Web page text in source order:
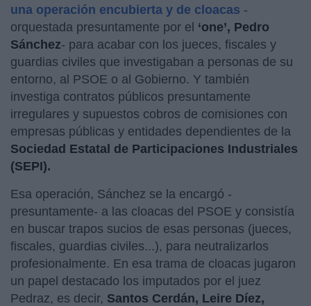
una operación encubierta y de cloacas -
orquestada presuntamente por el ‘one’, Pedro
Sánchez- para acabar con los jueces, fiscales y
guardias civiles que investigaban a personas de su
entorno, al PSOE o al Gobierno. Y también
investiga contratos públicos presuntamente
irregulares y supuestos cobros de comisiones con
empresas públicas y entidades dependientes de la
Sociedad Estatal de Participaciones Industriales
(SEPI).
Esa operación, Sánchez se la encargó -
presuntamente- a las cloacas del PSOE y consistía
en buscar trapos sucios de esas personas (jueces,
fiscales, guardias civiles...), para neutralizarlos
profesionalmente. En esa trama de cloacas jugaron
un papel destacado los imputados por el juez
Pedraz, es decir, Santos Cerdán, Leire Díez,